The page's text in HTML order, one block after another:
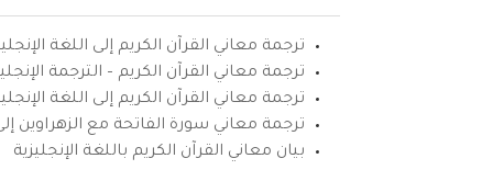
ترجمة معاني القرآن الكريم إلى اللغة
ترجمة معاني القرآن الكريم – الترجمة
ترجمة معاني القرآن الكريم إلى اللغة
ترجمة معاني سورة الفاتحة مع الزهراوين إلى
بيان معاني القرآن الكريم باللغة الإنجليزية